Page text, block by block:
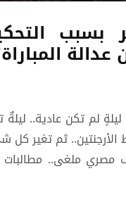
لم تكن عادية..
ثم تغير كل
مصري ملغى..